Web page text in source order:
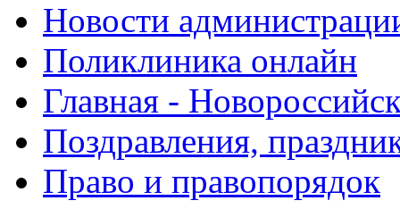
Новости
Поликлиника онлайн
Главная -
Поздравления,
Право и правопорядок